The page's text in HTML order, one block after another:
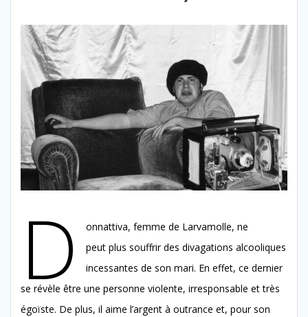
D
onnattiva, femme de Larvamolle, ne
peut plus souffrir des divagations alcooliques
incessantes de son mari. En effet, ce dernier
se révèle être une personne violente, irresponsable et très
égoïste. De plus, il aime l’argent à outrance et, pour son